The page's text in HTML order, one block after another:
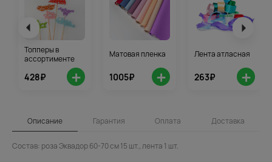
Топперы в
ассортименте
428₽ +
Матовая пленка
1005₽ +
Лента атласная
263₽ +
Описание Гарантия Оплата Доставка
Состав: роза Эквадор 60-70 см 15 шт., лента 1 шт.